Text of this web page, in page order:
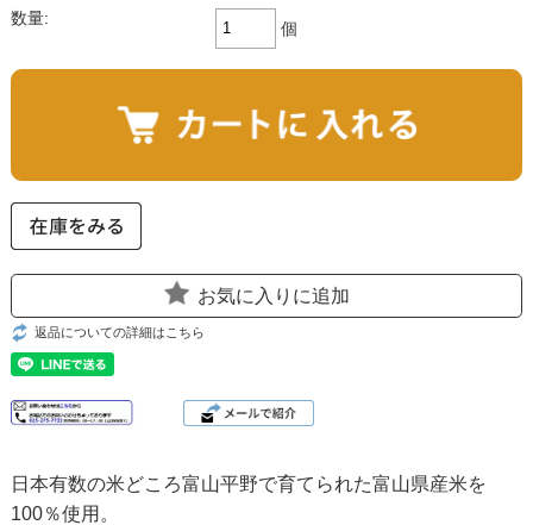
数量:
個
お気に入りに追加
返品についての詳細はこちら
日本有数の米どころ富山平野で育てられた富山県産米を
100％使用。